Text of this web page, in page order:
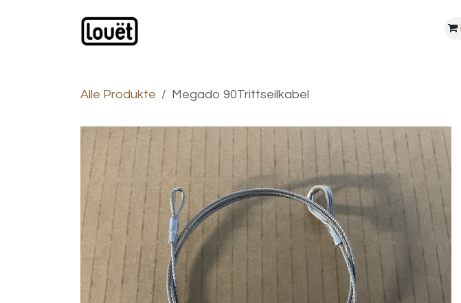
Alle Produkte Megado 90Trittseilkabel